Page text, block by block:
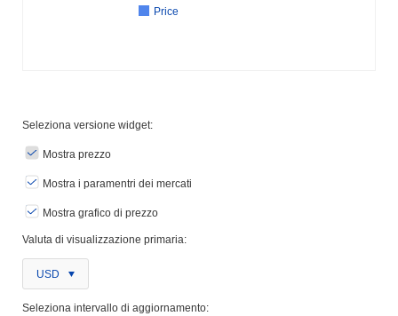
Price
Seleziona versione widget:
Mostra prezzo
Mostra i paramentri dei mercati
Mostra grafico di prezzo
Valuta di visualizzazione primaria:
USD
Seleziona intervallo di aggiornamento: